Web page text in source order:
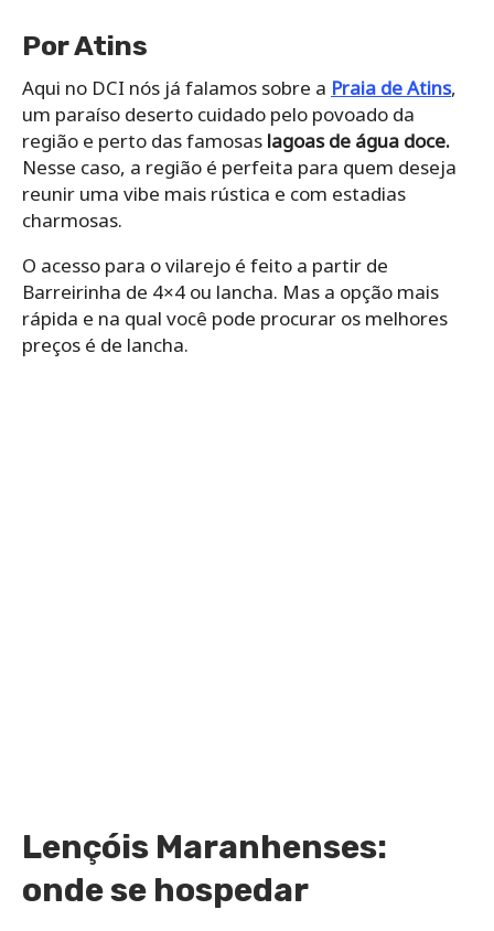
Por Atins
Aqui no DCI nós já falamos sobre a Praia de Atins,
um paraíso deserto cuidado pelo povoado da
região e perto das famosas lagoas de água doce.
Nesse caso, a região é perfeita para quem deseja
reunir uma vibe mais rústica e com estadias
charmosas.
O acesso para o vilarejo é feito a partir de
Barreirinha de 4×4 ou lancha. Mas a opção mais
rápida e na qual você pode procurar os melhores
preços é de lancha.
Lençóis Maranhenses:
onde se hospedar